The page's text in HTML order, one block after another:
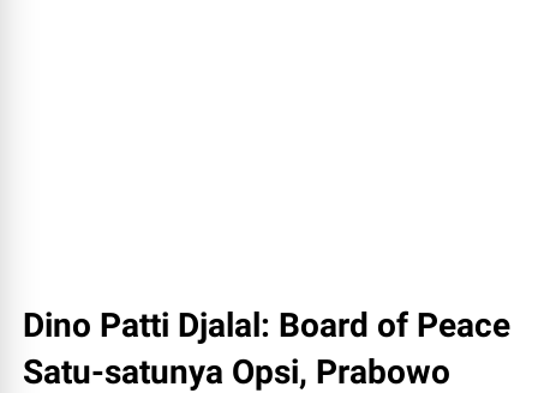
Dino Patti Djalal: Board of Peace
Satu-satunya Opsi, Prabowo